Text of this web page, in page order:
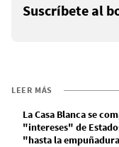
Suscríbete al
LEER MÁS
La Casa Blanca se
"intereses" de
"hasta la